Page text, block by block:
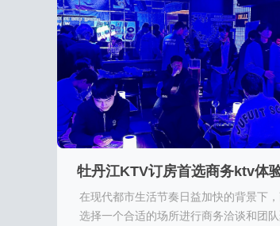
牡丹江KTV订房首选商务ktv体
订房
在现代都市生活节奏日益加快的背景下，
选择一个合适的场所进行商务洽谈和团